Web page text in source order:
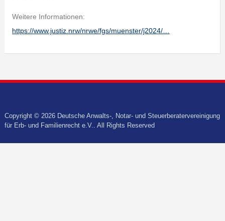
Weitere Informationen:
https://www.justiz.nrw/nrwe/fgs/muenster/j2024/…
Copyright © 2026 Deutsche Anwalts-, Notar- und Steuerberatervereinigung
für Erb- und Familienrecht e.V.. All Rights Reserved